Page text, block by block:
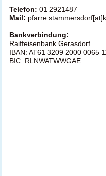
Telefon: 01 2921487
Mail:
Bankverbindung:
Raiffeisenbank Gerasdorf
IBAN: AT61 3209 2000 0065
BIC: RLNWATWWGAE